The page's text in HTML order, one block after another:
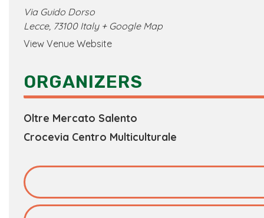
Via Guido Dorso
Lecce, 73100 Italy + Google Map
View Venue Website
ORGANIZERS
Oltre Mercato Salento
Crocevia Centro Multiculturale